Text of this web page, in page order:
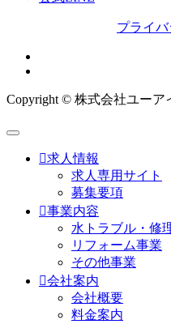
プライ
Copyright © 株式会社ユーア
求人情報
求人専用サイト
募集要項
事業内容
水トラブル・修
リフォーム事業
その他事業
会社案内
会社概要
料金案内